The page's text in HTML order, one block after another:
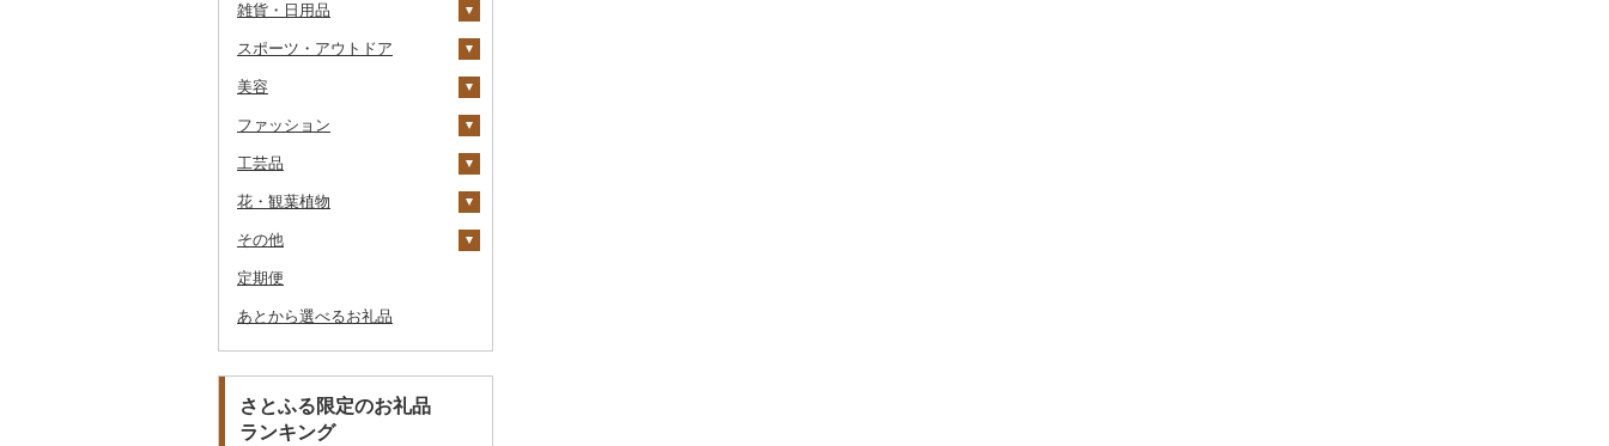
そうめん
その他麺
その他惣菜
魚
その他鍋
レトルト
スープ
豆腐・納豆
豆腐
漬物
キムチ
その他漬物
缶詰・瓶詰
肉
魚
ジャム
その他缶詰・瓶詰
乾物
燻製（スモーク）
おせち
その他加工品
味噌
酢
だし
食用油
オリーブオイル
ごま油
はちみつ
ドレッシング
その他調味料
ケチャップ
こしょう
その他調味料
照明器具
パソコン・周辺機器
TV・オーディオ・カメラ
美容・健康家電
カー用品
時計
その他家電
JTBふるさと旅行クー
その他旅行券
宿泊券
PayPay商品券
食事券
温泉・サウナ・スパ利用
券
GDOふるさとゴルフ
プレークーポン
花火大会チケット
カタログギフト
雑貨・日用品
家具・インテリア
机・テーブル
その他家具・インテリ
寝具
布団
毛布
タオルケット
タオル
その他タオル
文房具・印鑑
ボールペン
ノート・ファイル
その他文房具
食器
グラス・カップ
箸
スプーン・フォーク・
ナイフ
皿・椀
キッチン用品
フライパン
鍋
まな板
土鍋
日用品
洗剤
トイレットペーパー
ティッシュ
その他日用品
楽器・器材
本・CD・DVD
おもちゃ・ぬいぐるみ
ご当地キャラクター
スポーツ・アウトドア
ゴルフ
ゴルフボール
ゴルフウェア
その他ゴルフ
釣り
サイクリング
アウトドア・キャンプ
その他スポーツ
その他スポーツ
美容
スキンケア
洗顔
その他スキンケア
シャンプー・リンス
石鹸・ボディーソープ
入浴剤
アロマ
プロテイン
その他美容
ファッション
鞄・バッグ
トートバッグ・ショル
ツケース
その他鞄・バッグ
洋服
女性・レディース
子供・ベビー
その他洋服
和服
靴・履物
靴・シューズ
スリッパ・下駄・草履
その他靴・履物
アクセサリー
ペンダント・ネックレ
ス
ピアス・イヤリング
その他服飾小物
ショール・ストール
工芸品
織物
本場奄美大島紬
陶器・漆器
唐津焼
備前焼
美濃焼
村上木彫堆朱
その他装飾品・工芸品
数珠
工芸品
播州そろばん
美濃和紙
花・観葉植物
観葉植物・苗木
花
胡蝶蘭
造花・プリザーブドフ
ラワー
その他花
盆栽・その他
その他
地域サービス
その他
定期便
あとから選べるお礼品
さとふる限定のお礼品
ランキング